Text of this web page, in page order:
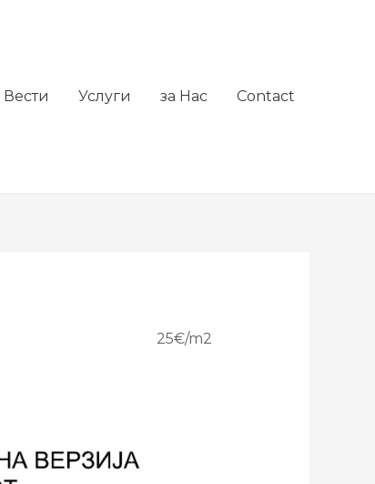
Вести Услуги за Нас Contact
25€/m2